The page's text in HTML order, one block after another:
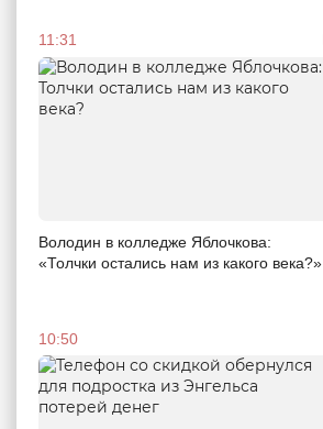
11:31
Володин в колледже Яблочкова:
«Толчки остались нам из какого века?»
10:50